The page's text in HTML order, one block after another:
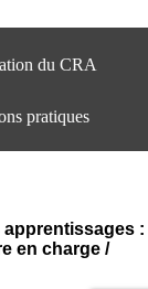
du CRA
pratiques
le Vinatier
211
Bd Pinel
:
en charge /